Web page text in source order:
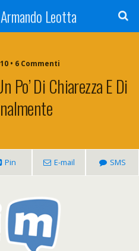
Leotta
• 6 Commenti
Po’ Di Chiarezza E Di
Pin E-mail SMS